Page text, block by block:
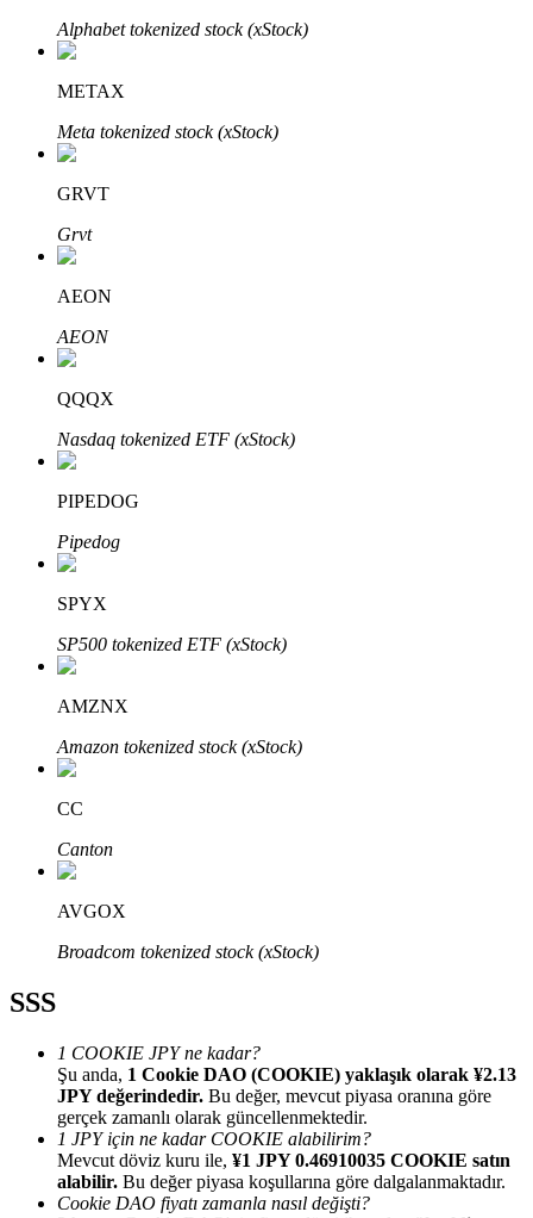
Uzun vadeli kâr ve esnek çıkarlar elde edin
Stake Etmeyi Öğrenin
Pasif gelir kazanma hakkında bilgi edinin
Bitrue
Bitrue Ortakları
Bitrue İş Ortağı
Kullanıcı başına %65'e kadar komisyon!
Yönlendirme
Alphabet tokenized stock (xStock)
METAX
Meta tokenized stock (xStock)
GRVT
Grvt
AEON
AEON
QQQX
Nasdaq tokenized ETF (xStock)
PIPEDOG
Pipedog
SPYX
SP500 tokenized ETF (xStock)
AMZNX
Amazon tokenized stock (xStock)
CC
Canton
AVGOX
Broadcom tokenized stock (xStock)
SSS
1 COOKIE JPY ne kadar?
Şu anda, 1 Cookie DAO (COOKIE) yaklaşık olarak ¥2.13
JPY değerindedir. Bu değer, mevcut piyasa oranına göre
gerçek zamanlı olarak güncellenmektedir.
1 JPY için ne kadar COOKIE alabilirim?
Mevcut döviz kuru ile, ¥1 JPY 0.46910035 COOKIE satın
alabilir. Bu değer piyasa koşullarına göre dalgalanmaktadır.
Cookie DAO fiyatı zamanla nasıl değişti?